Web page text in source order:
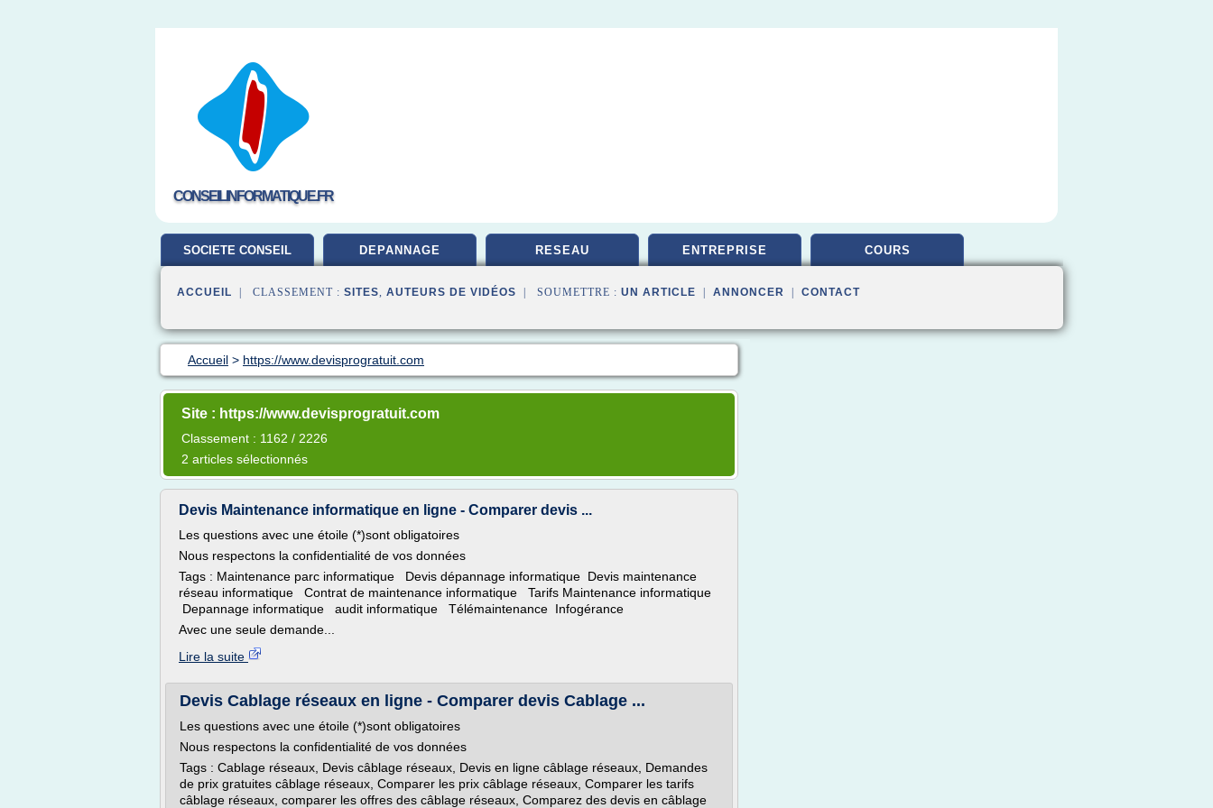
CONSEILINFORMATIQUE.FR
SOCIETE CONSEIL DEPANNAGE RESEAU ENTREPRISE COURS
ACCUEIL | CLASSEMENT : SITES, AUTEURS DE VIDÉOS | SOUMETTRE : UN ARTICLE ANNONCER CONTACT
Accueil > https://www.devisprogratuit.com
Site : https://www.devisprogratuit.com
Classement : 1162 / 2226
2 articles sélectionnés
Devis Maintenance informatique en ligne - Comparer devis ...
Les questions avec une étoile (*)sont obligatoires
Nous respectons la confidentialité de vos données
Tags : Maintenance parc informatique Devis dépannage informatique Devis maintenance
réseau informatique Contrat de maintenance informatique Tarifs Maintenance informatique
Depannage informatique audit informatique Télémaintenance Infogérance
Avec une seule demande...
Lire la suite
Devis Cablage réseaux en ligne - Comparer devis Cablage ...
Les questions avec une étoile (*)sont obligatoires
Nous respectons la confidentialité de vos données
Tags : Cablage réseaux, Devis câblage réseaux, Devis en ligne câblage réseaux, Demandes
de prix gratuites câblage réseaux, Comparer les prix câblage réseaux, Comparer les tarifs
câblage réseaux, comparer les offres des câblage réseaux, Comparez des devis en câblage